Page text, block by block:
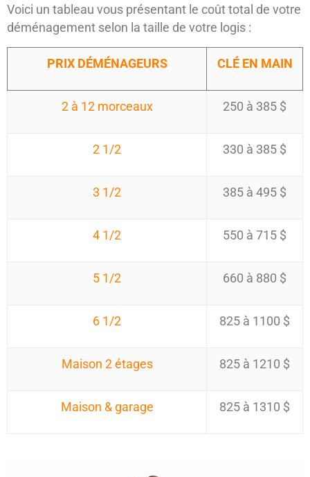
Voici un tableau vous présentant le coût total de votre
déménagement selon la taille de votre logis :
PRIX DÉMÉNAGEURS CLÉ EN MAIN
2 à 12 morceaux 250 à 385 $
2 1/2 330 à 385 $
3 1/2 385 à 495 $
4 1/2 550 à 715 $
5 1/2 660 à 880 $
6 1/2 825 à 1100 $
Maison 2 étages 825 à 1210 $
Maison & garage 825 à 1310 $